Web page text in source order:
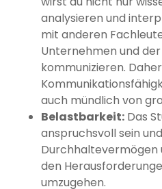
analysieren und
mit anderen
Unternehmen und
kommunizieren.
auch mündlich von
Belastbarkeit: Das
anspruchsvoll sein
Durchhaltevermögen
den
umzugehen.